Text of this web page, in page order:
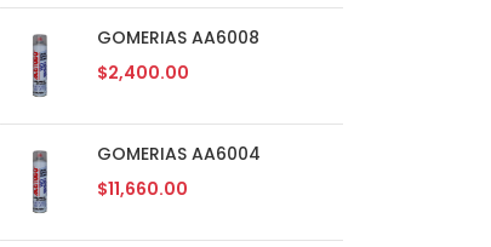
GOMERIAS AA6008
$2,400.00
GOMERIAS AA6004
$11,660.00